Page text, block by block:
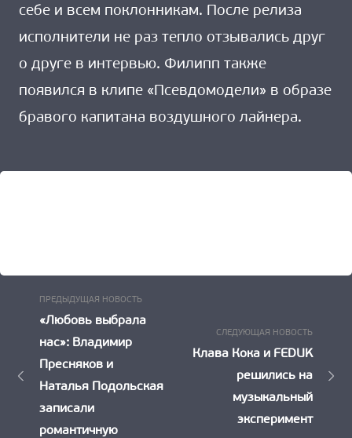
себе и всем поклонникам. После релиза
исполнители не раз тепло отзывались друг
о друге в интервью. Филипп также
появился в клипе «Псевдомодели» в образе
бравого капитана воздушного лайнера.
Навигация
записям
ПРЕДЫДУЩАЯ НОВОСТЬПредыдущая
Новость:
«Любовь выбрала
нас»: Владимир
Пресняков и
Наталья Подольская
записали
романтичную
СЛЕДУЮЩАЯ НОВОСТЬ
Клава Кока и FEDUK
решились на
музыкальный
эксперимент